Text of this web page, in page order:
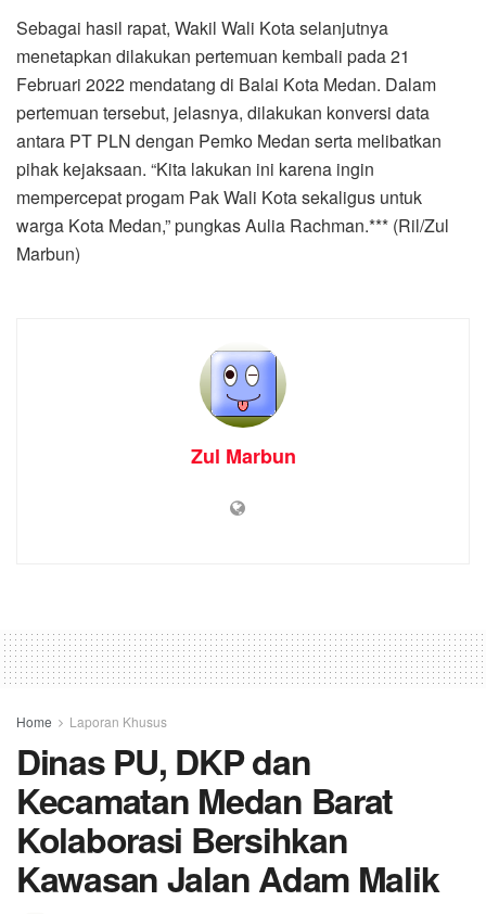
Sebagai hasil rapat, Wakil Wali Kota selanjutnya
menetapkan dilakukan pertemuan kembali pada 21
Februari 2022 mendatang di Balai Kota Medan. Dalam
pertemuan tersebut, jelasnya, dilakukan konversi data
antara PT PLN dengan Pemko Medan serta melibatkan
pihak kejaksaan. “Kita lakukan ini karena ingin
mempercepat progam Pak Wali Kota sekaligus untuk
warga Kota Medan,” pungkas Aulia Rachman.*** (Ril/Zul
Marbun)
Zul Marbun
Home Laporan Khusus
Dinas PU, DKP dan
Kecamatan Medan Barat
Kolaborasi Bersihkan
Kawasan Jalan Adam Malik